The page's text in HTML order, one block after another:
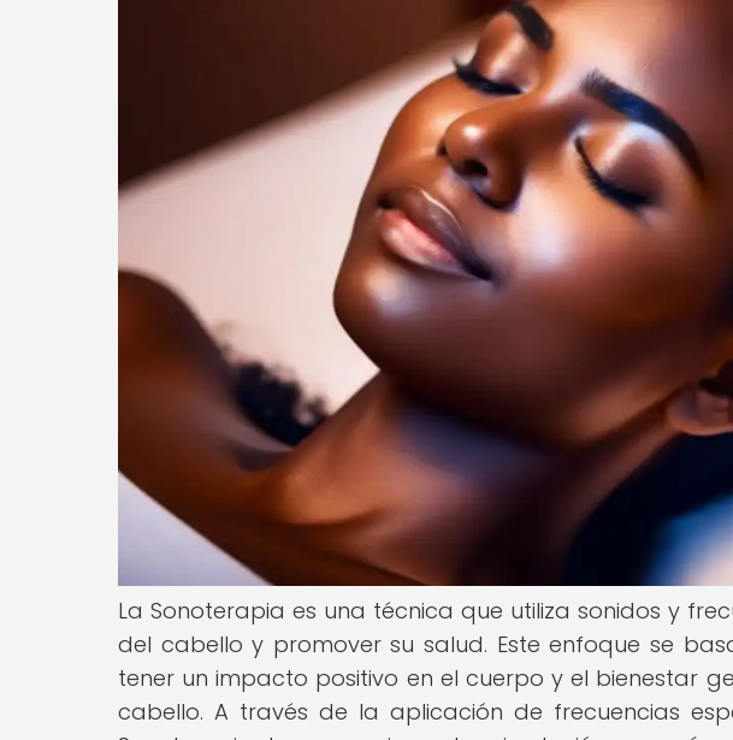
La Sonoterapia es una técnica que utiliza sonidos y
del cabello y promover su salud. Este enfoque se
tener un impacto positivo en el cuerpo y el bienestar
cabello. A través de la aplicación de frecuencias